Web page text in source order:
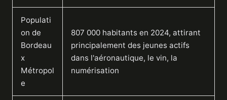
Populati
on de
Bordeau
x
Métropol
e
807 000 habitants en 2024, attirant
principalement des jeunes actifs
dans l'aéronautique, le vin, la
numérisation